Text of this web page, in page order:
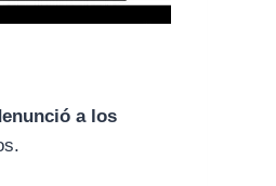
a los